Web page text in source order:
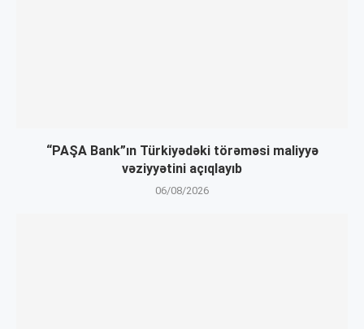
“PAŞA Bank”ın Türkiyədəki törəməsi maliyyə
vəziyyətini açıqlayıb
06/08/2026